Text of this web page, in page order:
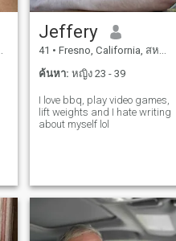
Jeffery
41 • Fresno, California, สหรัฐอเมริกา
ค้นหา: หญิง 23 - 39
I love bbq, play video games,
lift weights and I hate writing
about myself lol